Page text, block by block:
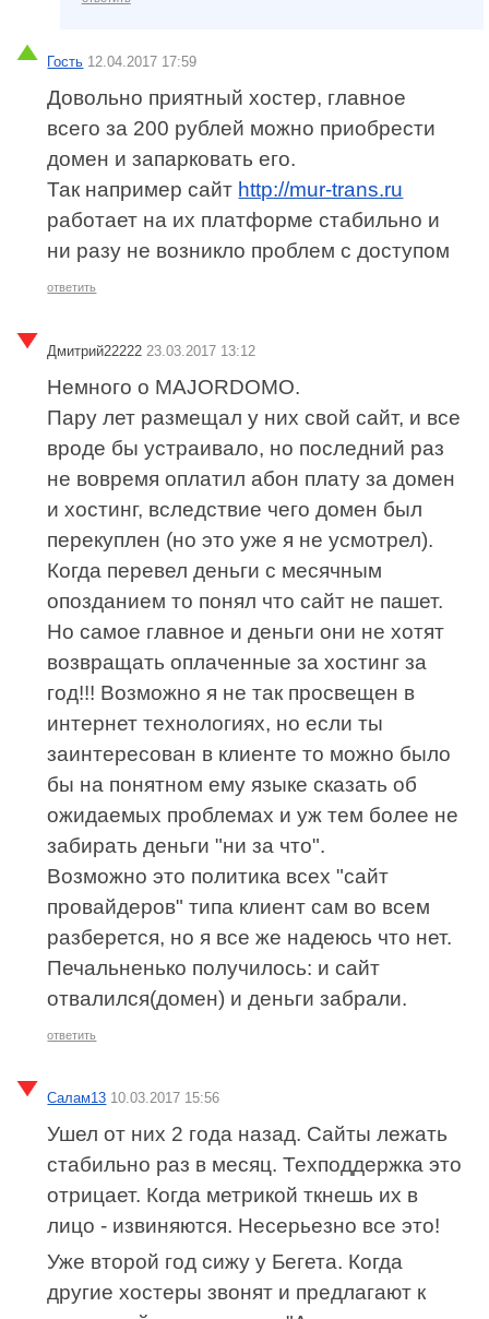
Гость 12.04.2017 17:59
Довольно приятный хостер, главное
всего за 200 рублей можно приобрести
домен и запарковать его.
Так например сайт http://mur-trans.ru
работает на их платформе стабильно и
ни разу не возникло проблем с доступом
ответить
Дмитрий22222 23.03.2017 13:12
Немного о MAJORDOMO.
Пару лет размещал у них свой сайт, и все
вроде бы устраивало, но последний раз
не вовремя оплатил абон плату за домен
и хостинг, вследствие чего домен был
перекуплен (но это уже я не усмотрел).
Когда перевел деньги с месячным
опозданием то понял что сайт не пашет.
Но самое главное и деньги они не хотят
возвращать оплаченные за хостинг за
год!!! Возможно я не так просвещен в
интернет технологиях, но если ты
заинтересован в клиенте то можно было
бы на понятном ему языке сказать об
ожидаемых проблемах и уж тем более не
забирать деньги "ни за что".
Возможно это политика всех "сайт
провайдеров" типа клиент сам во всем
разберется, но я все же надеюсь что нет.
Печальненько получилось: и сайт
отвалился(домен) и деньги забрали.
ответить
Салам13 10.03.2017 15:56
Ушел от них 2 года назад. Сайты лежать
стабильно раз в месяц. Техподдержка это
отрицает. Когда метрикой ткнешь их в
лицо - извиняются. Несерьезно все это!
Уже второй год сижу у Бегета. Когда
другие хостеры звонят и предлагают к